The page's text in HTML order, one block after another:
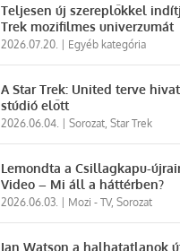
Teljesen új szereplőkkel
Trek mozifilmes univerzumát
2026.07.20. Egyéb kategória
A Star Trek: United terve
stúdió előtt
2026.06.04. |Sorozat,Star Trek
Lemondta a Csillagkapu-
Video – Mi áll a háttérben?
2026.06.03. Mozi - TV,Sorozat
Ian Watson a halhatatlanok